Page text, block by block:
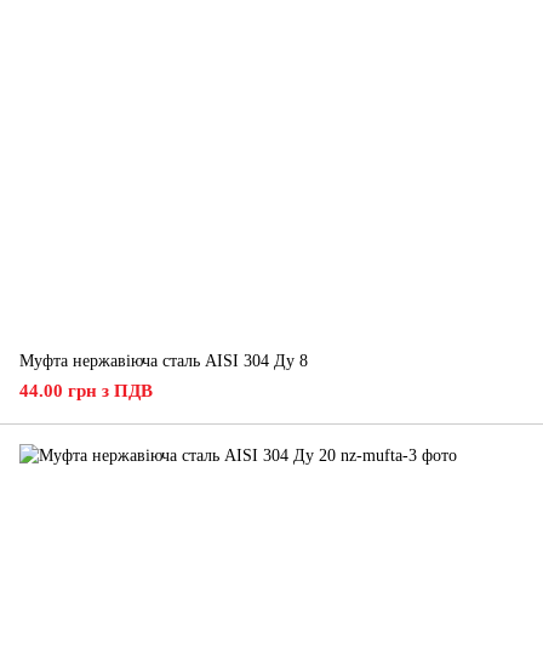
Муфта нержавіюча сталь AISI 304 Ду 8
44.00 грн з ПДВ